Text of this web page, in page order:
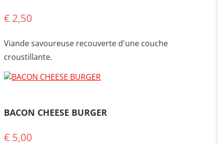
€ 2,50
Viande savoureuse recouverte d'une couche
croustillante.
BACON CHEESE BURGER
€ 5,00